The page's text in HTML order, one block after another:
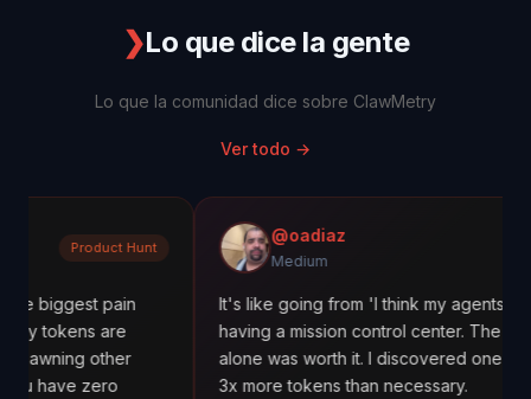
❯Lo que dice la gente
Lo que la comunidad dice sobre ClawMetry
Ver todo →
pain
are
@oadiaz
Medium
It's like going from 'I think my agents are working'
having a mission control center. The cost tracking
alone was worth it. I discovered one agent was
3x more tokens than necessary.